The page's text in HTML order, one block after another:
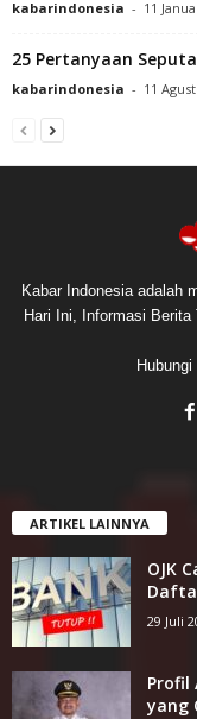
kabarindonesia - 11
25 Pertanyaan
kabarindonesia - 11
Kabar Indonesia adalah
Hari Ini, Informasi
ARTIKEL LAINNYA
OJK
29 Juli
Profil
yang